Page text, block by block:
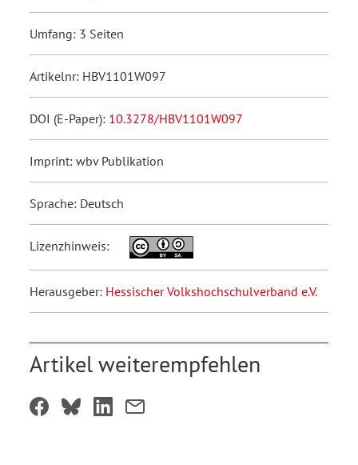
Umfang: 3 Seiten
Artikelnr: HBV1101W097
DOI (E-Paper): 10.3278/HBV1101W097
Imprint: wbv Publikation
Sprache: Deutsch
Lizenzhinweis:
Herausgeber: Hessischer Volkshochschulverband e.V.
Artikel weiterempfehlen